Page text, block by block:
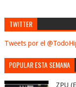
TWITTER
Tweets por el
POPULAR ESTA SEMANA
ZPU